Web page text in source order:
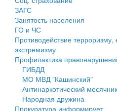
Персональные данные
Оценка регулирующего
Деятельность МУ
Нормативы
Правила землепользования и
Генеральные планы
ЗАГС
Занятость населения
ГО и ЧС
Противодействие терроризму,
экстремизму
Профилактика
ГИБДД
МО МВД "Кашинский"
Антинаркотический месячник
Народная дружина
Прокуратура информирует